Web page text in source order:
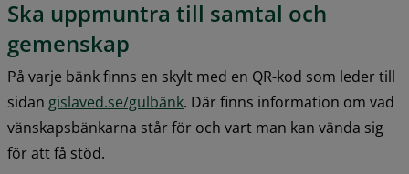
Ska uppmuntra till samtal och
gemenskap
På varje bänk finns en skylt med en QR-kod som leder till
sidan gislaved.se/gulbänk. Där finns information om vad
vänskapsbänkarna står för och vart man kan vända sig
för att få stöd.